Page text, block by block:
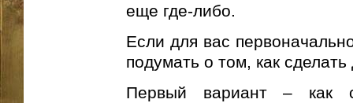
еще где-либо.
Если для вас
подумать о том, как
Первый вариант – как